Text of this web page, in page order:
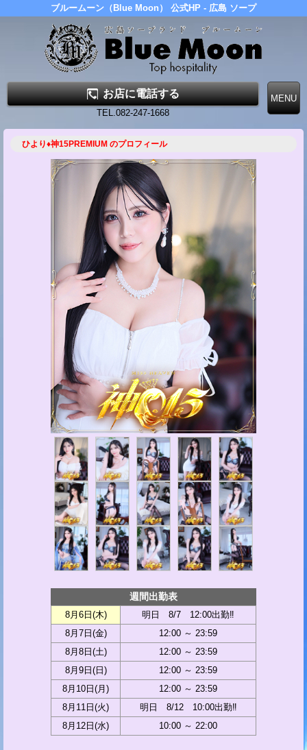
ブルームーン（Blue Moon） 公式HP - 広島 ソープ
お店に電話する
TEL.082-247-1668
ひより♦神15PREMIUM のプロフィール
週間出勤表
8月6日(木)
明日 8/7 12:00出勤‼
8月7日(金)
12:00 ～ 23:59
8月8日(土)
12:00 ～ 23:59
8月9日(日)
12:00 ～ 23:59
8月10日( 月)
12:00 ～ 23:59
8月11日(火)
明日 8/12 10:00出勤‼
8月12日(水) 10:00 ～ 22:00